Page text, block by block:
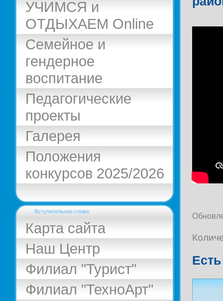
УЧИМСЯ и
ОТДЫХАЕМ Online
Семейное и
гендерное
воспитание
Педагогические
проекты
Галерея
Положения
конкурсов 2025/2026
Вступительное слово
Карта сайта
Наш Центр
Филиал "Турист"
Филиал "ТехноАрт"